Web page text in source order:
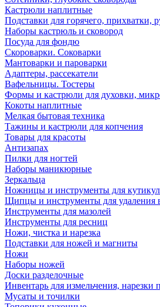
Кастрюли наплитные
Подставки для горячего, прихватки,
Наборы кастрюль и сковород
Посуда для фондю
Скороварки. Соковарки
Мантоварки и пароварки
Адаптеры, рассекатели
Вафельницы. Тостеры
Формы и кастрюли для духовки,
Кокоты наплитные
Мелкая бытовая техника
Тажины и кастрюли для копчения
Товары для красоты
Антизапах
Пилки для ногтей
Наборы маникюрные
Зеркальца
Ножницы и инструменты для
Щипцы и инструменты для удаления
Инструменты для мазолей
Инструменты для ресниц
Ножи, чистка и нарезка
Подставки для ножей и магниты
Ножи
Наборы ножей
Доски разделочные
Инвентарь для измельчения, нарезки
Мусаты и точилки